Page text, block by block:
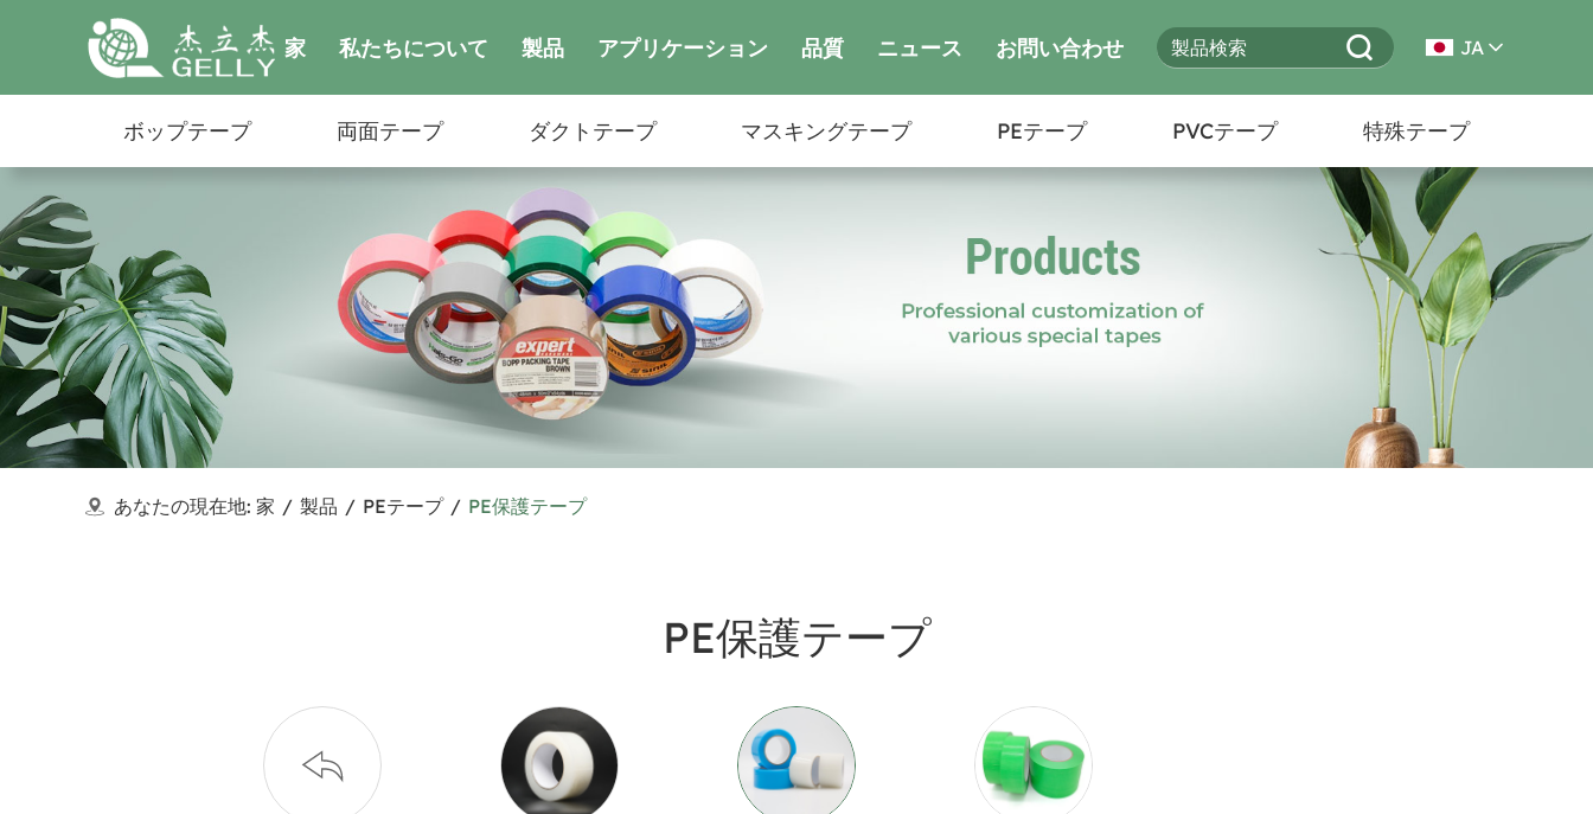
家 私たちについて 製品 アプリケーション 品質 ニュース お問い合わせ JA
ボップテープ 両面テープ ダクトテープ マスキングテープ PEテープ PVCテープ 特殊テープ
あなたの現在地: 家 / 製品 / PEテープ / PE保護テープ
PE保護テープ